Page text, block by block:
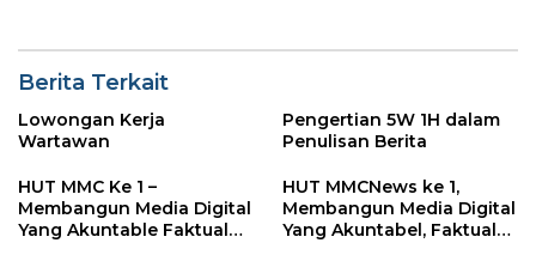
Berita Terkait
Lowongan Kerja
Wartawan
Pengertian 5W 1H dalam
Penulisan Berita
HUT MMC Ke 1 –
Membangun Media Digital
Yang Akuntable Faktual
HUT MMCNews ke 1,
Membangun Media Digital
Yang Akuntabel, Faktual